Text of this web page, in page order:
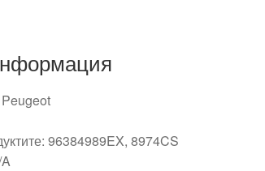
96384989EX, 8974CS